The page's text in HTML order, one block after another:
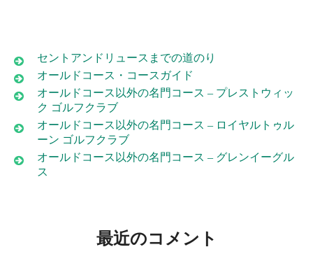
セントアンドリュースまでの道のり
オールドコース・コースガイド
オールドコース以外の名門コース – プレストウィッ
ク ゴルフクラブ
オールドコース以外の名門コース – ロイヤルトゥル
ーン ゴルフクラブ
オールドコース以外の名門コース – グレンイーグル
ス
最近のコメント